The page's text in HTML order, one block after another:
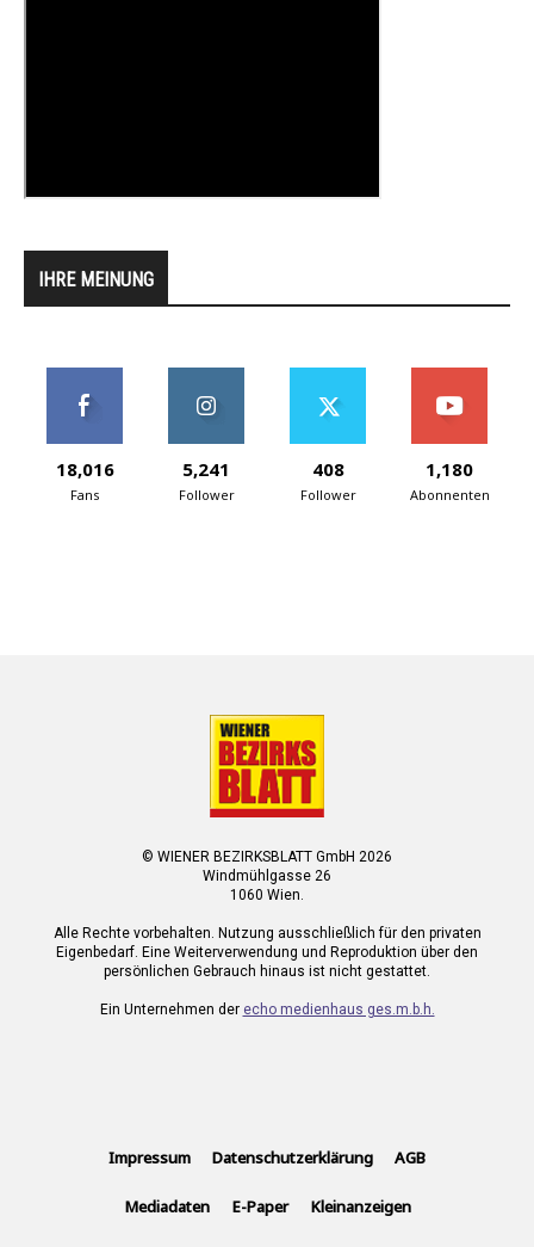
IHRE MEINUNG
18,016
Fans
5,241
Follower
408
Follower
1,180
Abonnenten
© WIENER BEZIRKSBLATT GmbH 2026
Windmühlgasse 26
1060 Wien.
Alle Rechte vorbehalten. Nutzung ausschließlich für den privaten
Eigenbedarf. Eine Weiterverwendung und Reproduktion über den
persönlichen Gebrauch hinaus ist nicht gestattet.
Ein Unternehmen der echo medienhaus ges.m.b.h.
Impressum Datenschutzerklärung AGB
Mediadaten E-Paper Kleinanzeigen